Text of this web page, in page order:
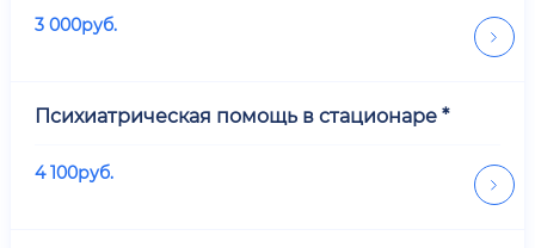
3 000руб.
Психиатрическая помощь в стационаре *
4 100руб.